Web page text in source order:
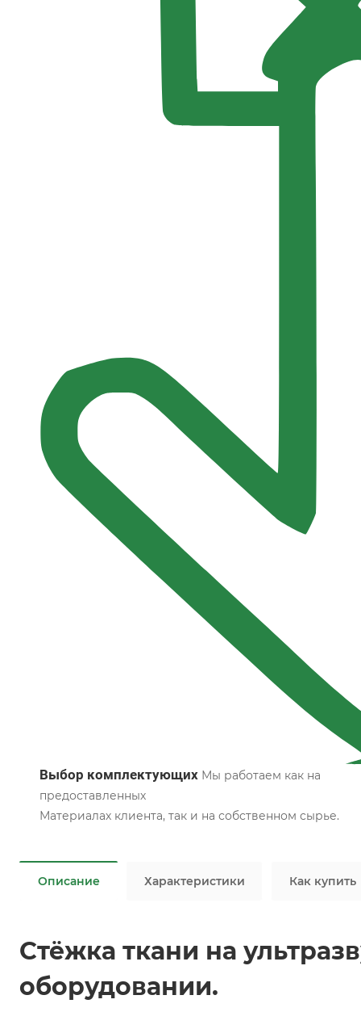
Выбор комплектующих Мы работаем как на
предоставленных
Материалах клиента, так и на собственном сырье.
Описание Характеристики Как купить
Стёжка ткани на
оборудовании.